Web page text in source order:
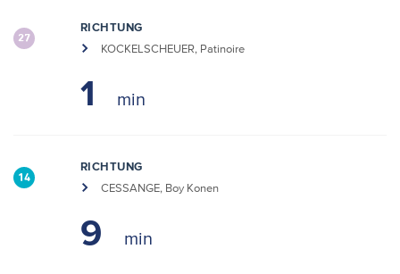
27
RICHTUNG
KOCKELSCHEUER, Patinoire
1
14
RICHTUNG
CESSANGE, Boy Konen
9